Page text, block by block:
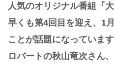
人気のオリジナル番組『
早くも第4回目を迎え、1
ことが話題になっています
ロバートの秋山竜次さん